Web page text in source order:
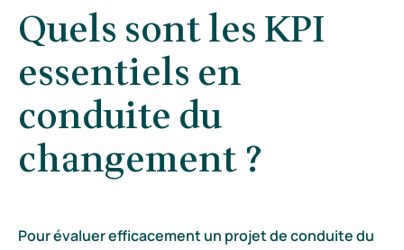
Quels sont les KPI
essentiels en
conduite du
changement ?
Pour évaluer efficacement un projet de conduite du